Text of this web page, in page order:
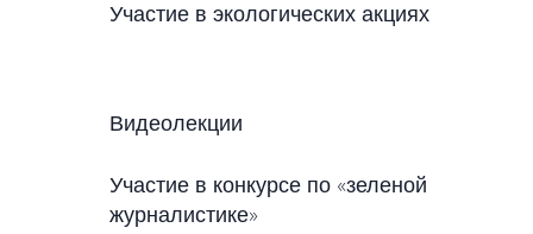
Участие в экологических акциях
Видеолекции
Участие в конкурсе по «зеленой
журналистике»